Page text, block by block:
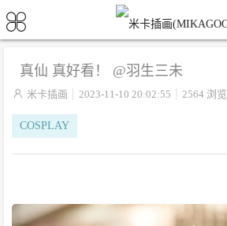
真仙 真好看！ ​​​@羽生三未
 米卡插画 2023-11-10 20:02:55 2564 浏览
COSPLAY